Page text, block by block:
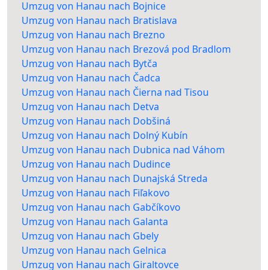
Umzug von Hanau nach Bojnice
Umzug von Hanau nach Bratislava
Umzug von Hanau nach Brezno
Umzug von Hanau nach Brezová pod Bradlom
Umzug von Hanau nach Bytča
Umzug von Hanau nach Čadca
Umzug von Hanau nach Čierna nad Tisou
Umzug von Hanau nach Detva
Umzug von Hanau nach Dobšiná
Umzug von Hanau nach Dolný Kubín
Umzug von Hanau nach Dubnica nad Váhom
Umzug von Hanau nach Dudince
Umzug von Hanau nach Dunajská Streda
Umzug von Hanau nach Fiľakovo
Umzug von Hanau nach Gabčíkovo
Umzug von Hanau nach Galanta
Umzug von Hanau nach Gbely
Umzug von Hanau nach Gelnica
Umzug von Hanau nach Giraltovce